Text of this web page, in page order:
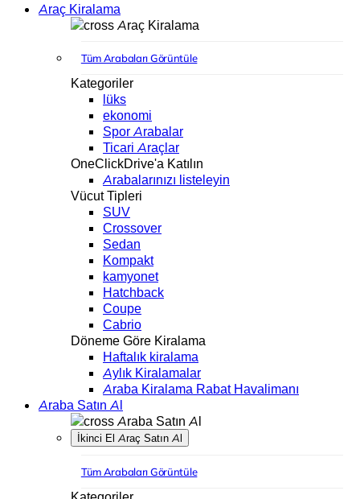
Araç Kiralama
Araç Kiralama
Tüm Arabaları Görüntüle
Kategoriler
lüks
ekonomi
Spor Arabalar
Ticari Araçlar
OneClickDrive'a Katılın
Arabalarınızı listeleyin
Vücut Tipleri
SUV
Crossover
Sedan
Kompakt
kamyonet
Hatchback
Coupe
Cabrio
Döneme Göre Kiralama
Haftalık kiralama
Aylık Kiralamalar
Araba Kiralama Rabat Havalimanı
Araba Satın Al
Araba Satın Al
İkinci El Araç Satın Al
Tüm Arabaları Görüntüle